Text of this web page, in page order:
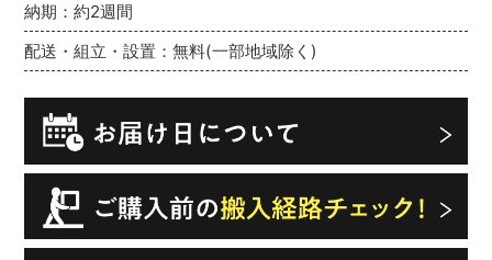
納期：約2週間
配送・組立・設置：無料(一部地域除く)